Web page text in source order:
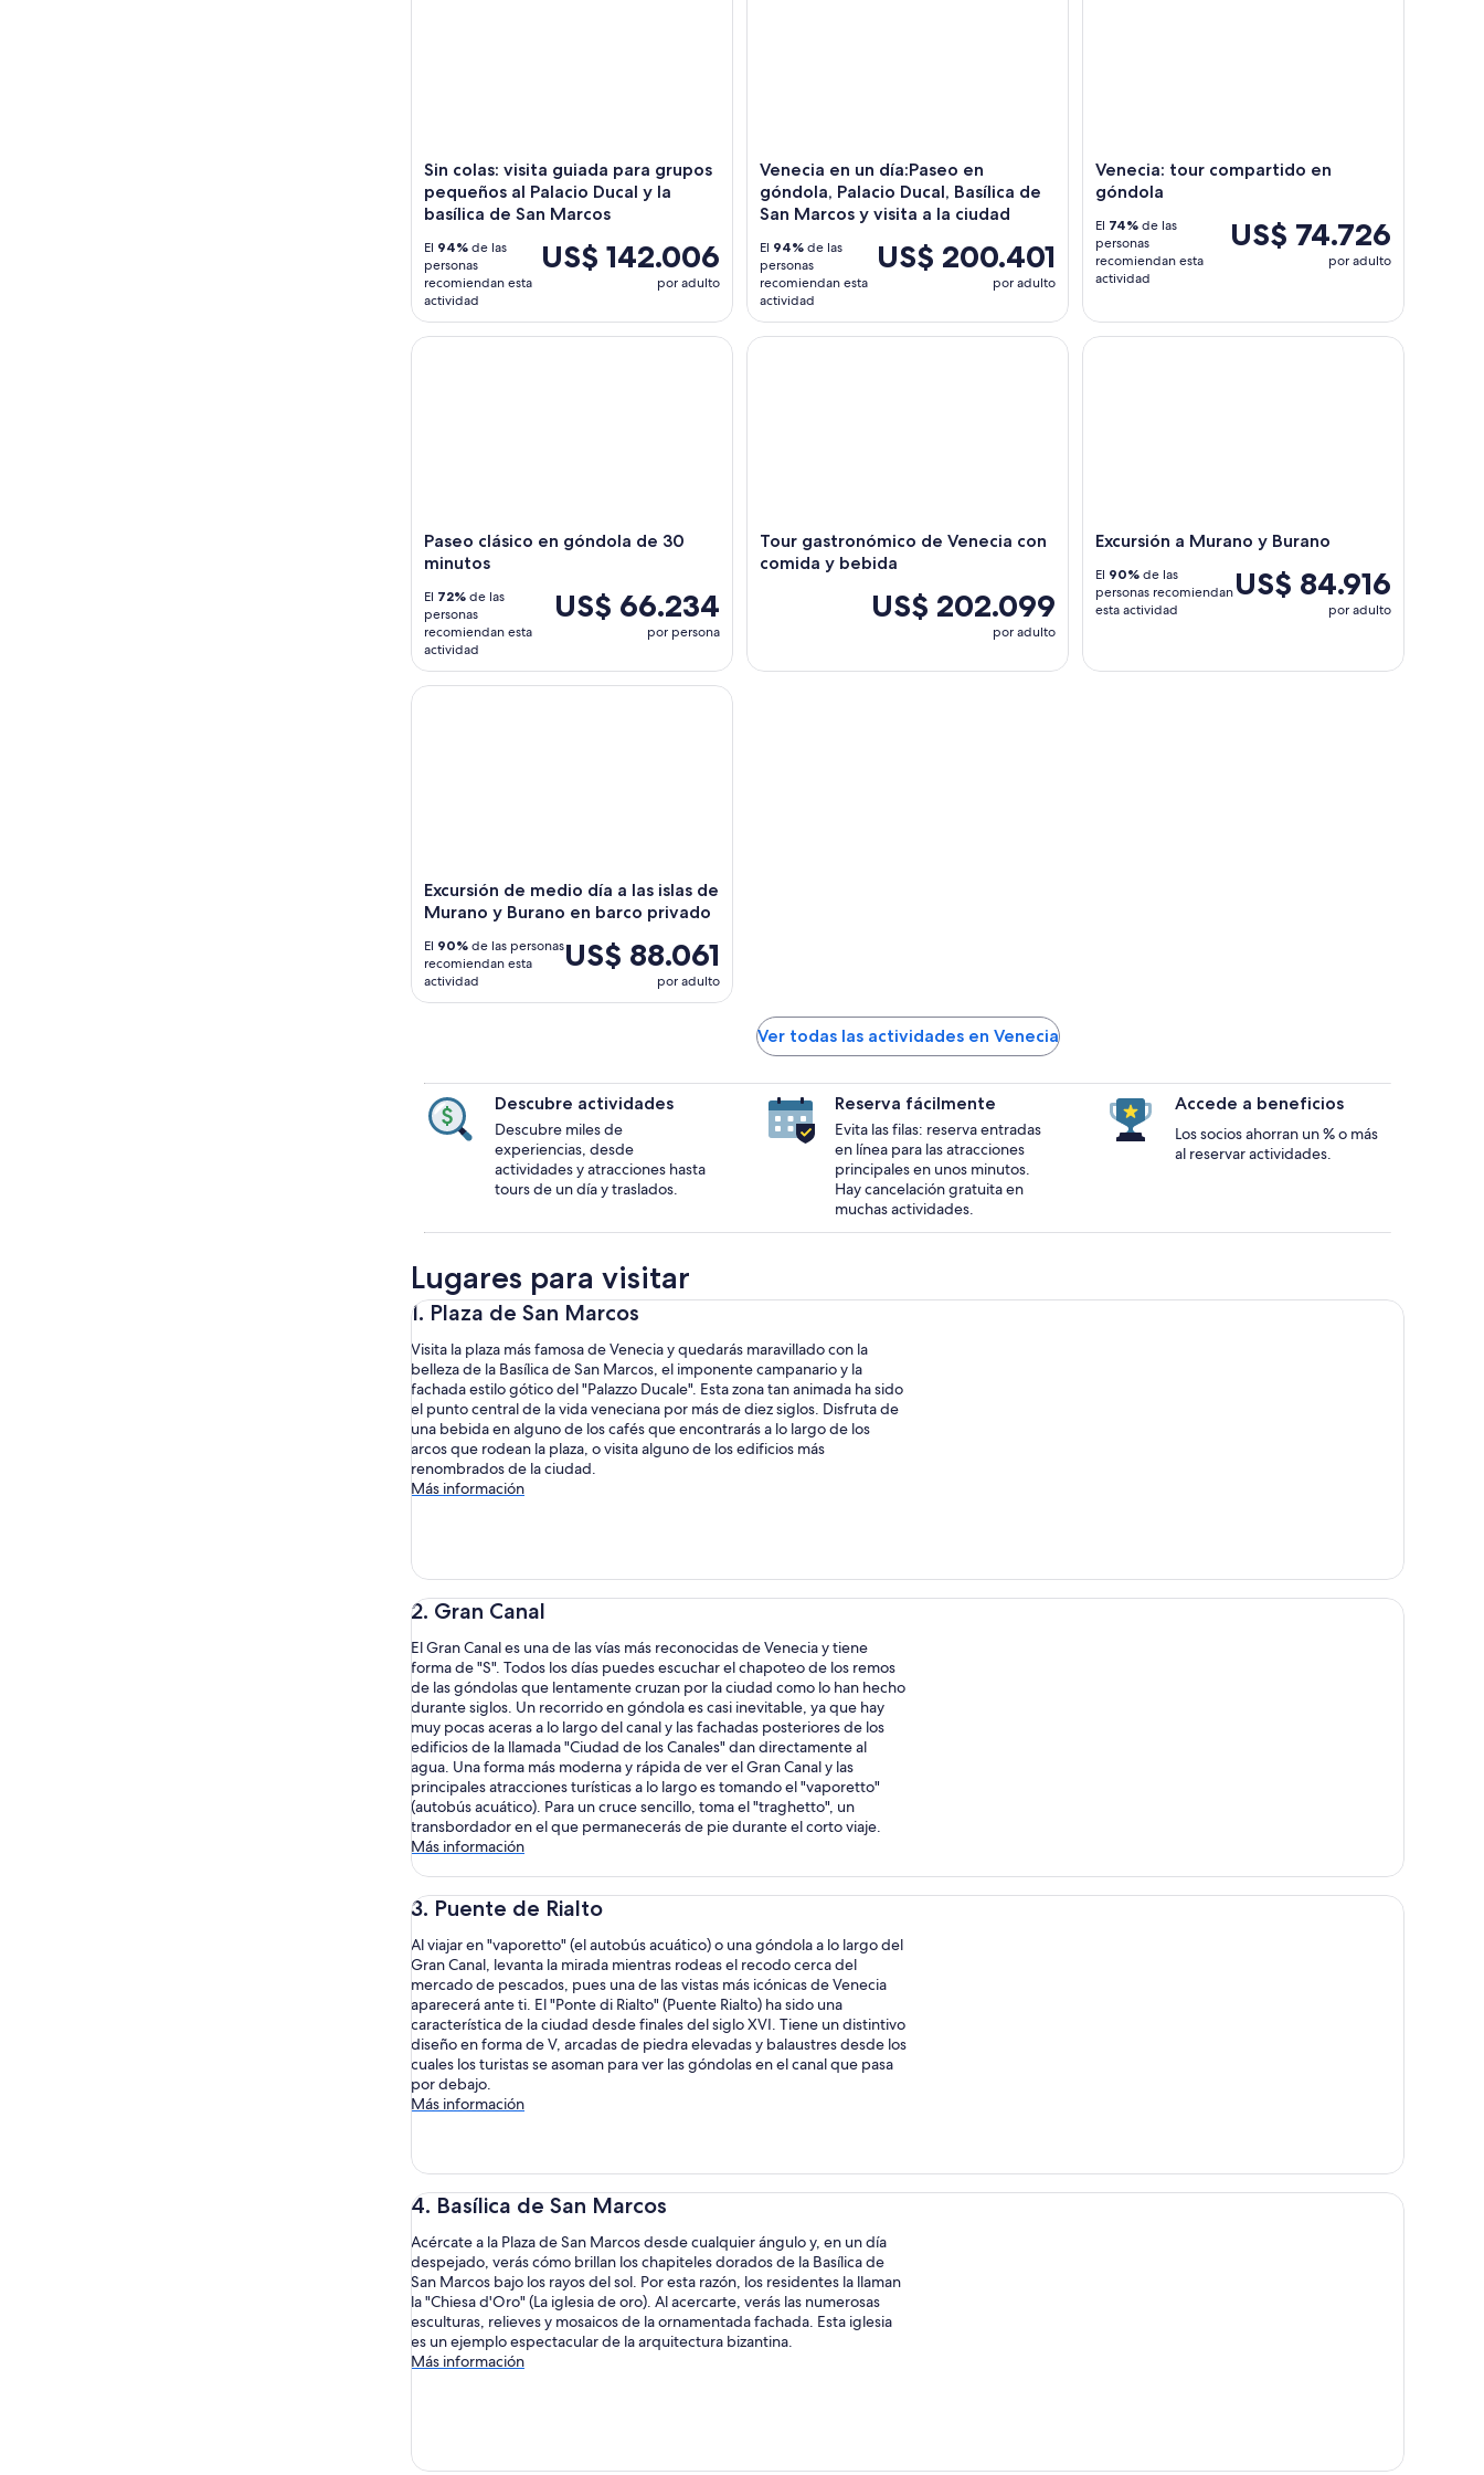
Sin colas: visita guiada para grupos
pequeños al Palacio Ducal y la
basílica de San Marcos
US$ 142.006
por adulto
El 94% de las
personas
recomiendan esta
actividad
Venecia en un día:Paseo en
góndola, Palacio Ducal, Basílica de
San Marcos y visita a la ciudad
US$ 200.401
por adulto
El 94% de las
personas
recomiendan esta
actividad
Venecia: tour compartido en
góndola
US$ 74.726
por adulto
El 74% de las
personas
recomiendan esta
actividad
Paseo clásico en góndola de 30
minutos
US$ 66.234
por persona
El 72% de las
personas
recomiendan esta
actividad
Paseo clásico en góndola de 30 minutos
Tour gastronómico de Venecia con
comida y bebida
US$ 202.099
por adulto
Tour gastronómico de Venecia con comida y bebida
Excursión a Murano y Burano
US$ 84.916
por adulto
El 90% de las
personas recomiendan
esta actividad
Excursión a Murano y Burano
Excursión de medio día a las islas de
Murano y Burano en barco privado
US$ 88.061
por adulto
El 90% de las personas
recomiendan esta
actividad
Excursión de medio día a las islas de Murano y Burano en barco privado
Ver todas las actividades en Venecia
Descubre actividades
Descubre miles de
experiencias, desde
actividades y atracciones hasta
tours de un día y traslados.
Reserva fácilmente
Evita las filas: reserva entradas
en línea para las atracciones
principales en unos minutos.
Hay cancelación gratuita en
muchas actividades.
Accede a beneficios
Los socios ahorran un % o más
al reservar actividades.
Lugares para visitar
1. Plaza de San Marcos
Visita la plaza más famosa de Venecia y quedarás maravillado con la
belleza de la Basílica de San Marcos, el imponente campanario y la
fachada estilo gótico del "Palazzo Ducale". Esta zona tan animada ha sido
el punto central de la vida veneciana por más de diez siglos. Disfruta de
una bebida en alguno de los cafés que encontrarás a lo largo de los
arcos que rodean la plaza, o visita alguno de los edificios más
renombrados de la ciudad.
Más información
2. Gran Canal
El Gran Canal es una de las vías más reconocidas de Venecia y tiene
forma de "S". Todos los días puedes escuchar el chapoteo de los remos
de las góndolas que lentamente cruzan por la ciudad como lo han hecho
durante siglos. Un recorrido en góndola es casi inevitable, ya que hay
muy pocas aceras a lo largo del canal y las fachadas posteriores de los
edificios de la llamada "Ciudad de los Canales" dan directamente al
agua. Una forma más moderna y rápida de ver el Gran Canal y las
principales atracciones turísticas a lo largo es tomando el "vaporetto"
(autobús acuático). Para un cruce sencillo, toma el "traghetto", un
transbordador en el que permanecerás de pie durante el corto viaje.
Más información
3. Puente de Rialto
Al viajar en "vaporetto" (el autobús acuático) o una góndola a lo largo del
Gran Canal, levanta la mirada mientras rodeas el recodo cerca del
mercado de pescados, pues una de las vistas más icónicas de Venecia
aparecerá ante ti. El "Ponte di Rialto" (Puente Rialto) ha sido una
característica de la ciudad desde finales del siglo XVI. Tiene un distintivo
diseño en forma de V, arcadas de piedra elevadas y balaustres desde los
cuales los turistas se asoman para ver las góndolas en el canal que pasa
por debajo.
Más información
4. Basílica de San Marcos
Acércate a la Plaza de San Marcos desde cualquier ángulo y, en un día
despejado, verás cómo brillan los chapiteles dorados de la Basílica de
San Marcos bajo los rayos del sol. Por esta razón, los residentes la llaman
la "Chiesa d'Oro" (La iglesia de oro). Al acercarte, verás las numerosas
esculturas, relieves y mosaicos de la ornamentada fachada. Esta iglesia
es un ejemplo espectacular de la arquitectura bizantina.
Más información